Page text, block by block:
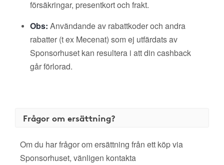
försäkringar, presentkort och frakt.
Obs: Användande av rabattkoder och andra
rabatter (t ex Mecenat) som ej utfärdats av
Sponsorhuset kan resultera i att din cashback
går förlorad.
Frågor om ersättning?
Om du har frågor om ersättning från ett köp via
Sponsorhuset, vänligen kontakta